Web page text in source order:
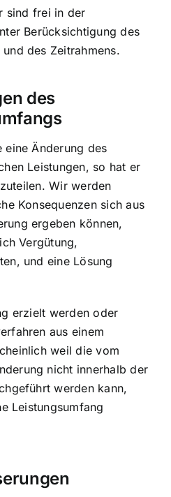
sind frei in der
Berücksichtigung des
des Zeitrahmens.
des
eine Änderung des
Leistungen, so hat er
Wir werden
Konsequenzen sich aus
ergeben können,
Vergütung,
und eine Lösung
erzielt werden oder
aus einem
weil die vom
nicht innerhalb der
werden kann,
Leistungsumfang